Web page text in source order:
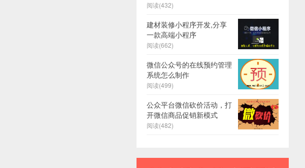
阅读(432)
建材装修小程序开发,分享
一款高端小程序
阅读(662)
微信公众号的在线预约管理
系统怎么制作
阅读(499)
公众平台微信砍价活动，打
开微信商品促销新模式
阅读(482)